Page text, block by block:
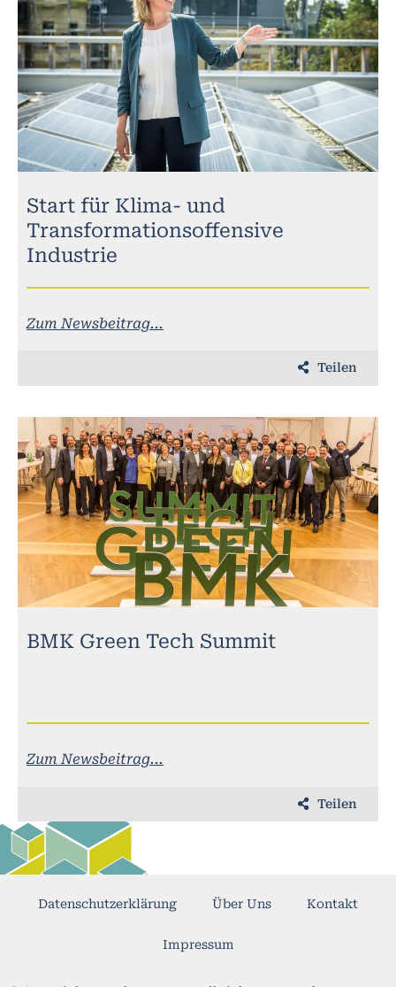
Start für Klima- und
Transformationsoffensive
Industrie
Zum Newsbeitrag...
Teilen
BMK Green Tech Summit
Zum Newsbeitrag...
Teilen
Datenschutzerklärung Über Uns Kontakt
Impressum